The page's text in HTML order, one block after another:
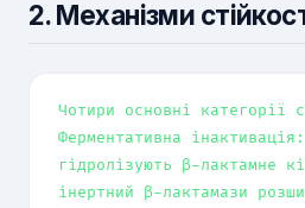
2. Механізми
Чотири основні категорії
Ферментативна
гідролізують β-лактамне
інертний β-лактамази